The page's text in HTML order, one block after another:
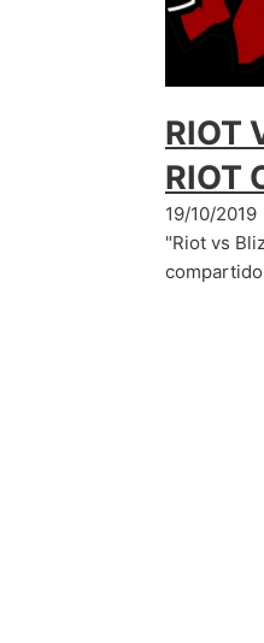
RIOT
RIOT
19/10/2019
"Riot vs